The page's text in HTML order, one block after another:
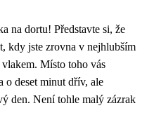
na dortu! Představte si, že
kdy jste zrovna v nejhlubším
Místo toho vás
o deset minut dřív, ale
den. Není tohle malý zázrak